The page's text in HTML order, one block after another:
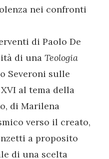
nei confronti
di Paolo De
di una Teologia
Severoni sulle
al tema della
di Marilena
verso il creato,
a proposito
di una scelta